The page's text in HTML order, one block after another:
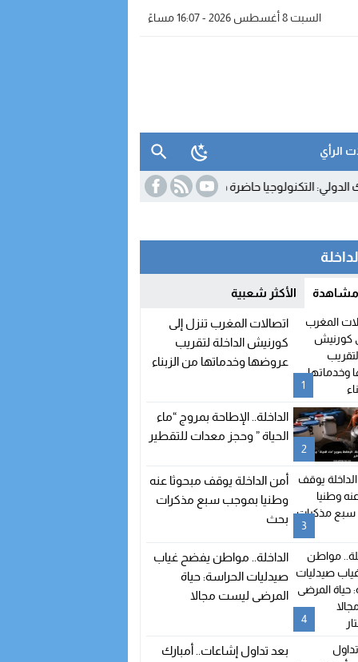
السبت 8 أغسطس 2026 - 16:07 مساءً
الرأي
التكنولوجيا حاضرة في المقاولات المغربية.. لكن استخدامها لا يزال محدودا
مشاهدة الأكثر شعبية
1
اتصالات المغرب تنزل إلى
كورنيش الداخلة لتقريب
عروضها وخدماتها من الزبناء
2
الداخلة.. الإطاحة بمروج “ماء
الحياة ” وحجز معدات للتقطير
3
أمن الداخلة يوقف مبحوثا عنه
وطنيا بموجب سبع مذكرات
بحث
4
الداخلة.. مواطن يفضح غياب
صيدليات الحراسة: حياة
المرضى ليست مجالا
بعد تداول إشاعات.. أمبارك